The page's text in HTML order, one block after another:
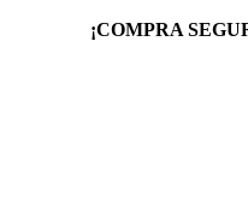
¡COMPRA